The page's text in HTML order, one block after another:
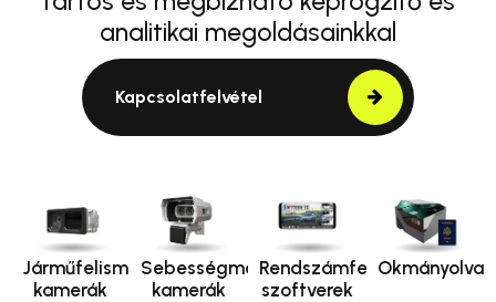
analitikai megoldásainkkal
Kapcsolatfelvétel
Járműfelismerő
kamerák
Sebességmérő
kamerák
Rendszámfelismerő
szoftverek